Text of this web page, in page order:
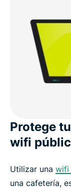
Protege
wifi
Utilizar una wifi
una cafetería,